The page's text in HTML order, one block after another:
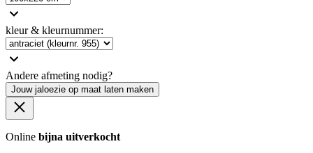
kleur & kleurnummer:
Andere afmeting nodig?
Jouw jaloezie op maat laten maken
Online bijna uitverkocht